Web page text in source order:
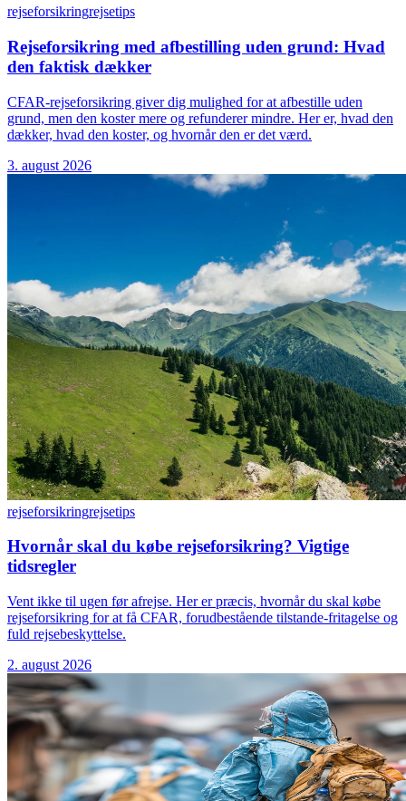
rejseforsikringrejsetips
Rejseforsikring med afbestilling uden grund: Hvad
den faktisk dækker
CFAR-rejseforsikring giver dig mulighed for at afbestille uden
grund, men den koster mere og refunderer mindre. Her er, hvad den
dækker, hvad den koster, og hvornår den er det værd.
3. august 2026
rejseforsikringrejsetips
Hvornår skal du købe rejseforsikring? Vigtige
tidsregler
Vent ikke til ugen før afrejse. Her er præcis, hvornår du skal købe
rejseforsikring for at få CFAR, forudbestående tilstande-fritagelse og
fuld rejsebeskyttelse.
2. august 2026